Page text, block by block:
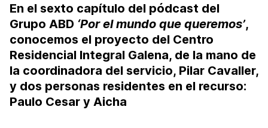
En el sexto capítulo del pódcast del
Grupo ABD ‘Por el mundo que queremos’,
conocemos el proyecto del Centro
Residencial Integral Galena, de la mano de
la coordinadora del servicio, Pilar Cavaller,
y dos personas residentes en el recurso:
Paulo Cesar y Aicha